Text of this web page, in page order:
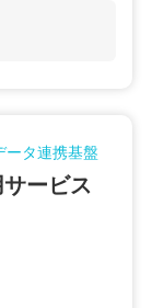
ータ連携基盤
ービス